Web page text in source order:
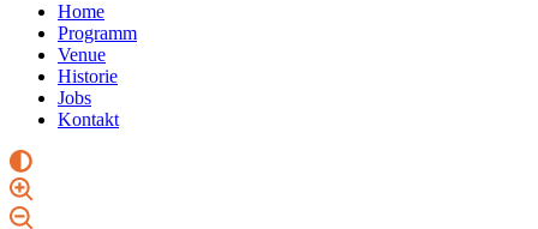
Home
Programm
Venue
Historie
Jobs
Kontakt